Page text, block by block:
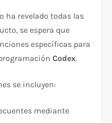
ha revelado todas las
se espera que
específicas para
Codex.
se incluyen:
mediante